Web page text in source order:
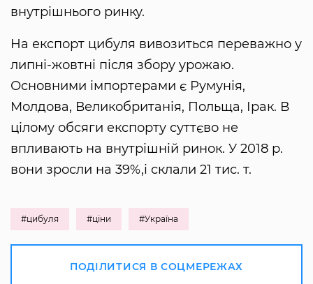
внутрішнього ринку.
На експорт цибуля вивозиться переважно у
липні-жовтні після збору урожаю.
Основними імпортерами є Румунія,
Молдова, Великобританія, Польща, Ірак. В
цілому обсяги експорту суттєво не
впливають на внутрішній ринок. У 2018 р.
вони зросли на 39%,і склали 21 тис. т.
#цибуля #ціни #Україна
ПОДІЛИТИСЯ В СОЦМЕРЕЖАХ